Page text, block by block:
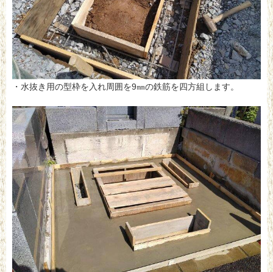
・水抜き用の型枠を入れ周囲を9㎜の鉄筋を四方組します。